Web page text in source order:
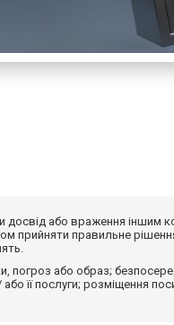
досвід або враження
прийняти правильне
погроз або образ;
її послуги; розміщення